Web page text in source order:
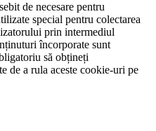
de necesare pentru
special pentru colectarea
prin intermediul
încorporate sunt
să obțineți
de a rula aceste cookie-uri pe